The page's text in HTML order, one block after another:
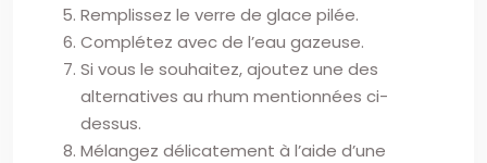
Remplissez le verre de glace pilée.
Complétez avec de l’eau gazeuse.
Si vous le souhaitez, ajoutez une des
alternatives au rhum mentionnées ci-
dessus.
Mélangez délicatement à l’aide d’une